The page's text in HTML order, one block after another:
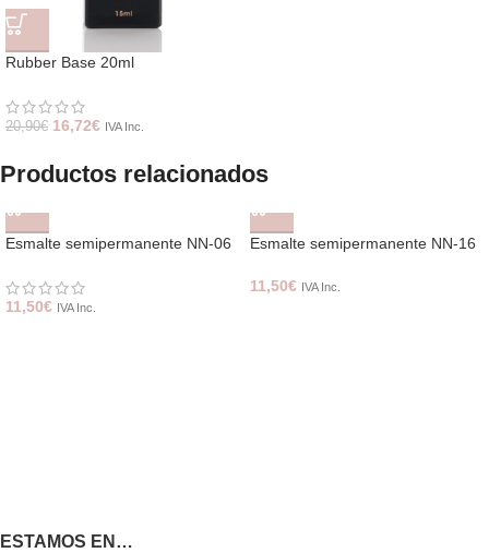
Rubber Base 20ml
20,90€ 16,72€ IVA Inc.
Productos relacionados
Esmalte semipermanente NN-06
11,50€ IVA Inc.
Esmalte semipermanente NN-16
11,50€ IVA Inc.
ESTAMOS EN…